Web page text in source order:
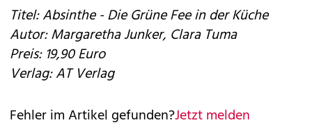
Titel: Absinthe - Die Grüne Fee in der Küche
Autor: Margaretha Junker, Clara Tuma
Preis: 19,90 Euro
Verlag:AT Verlag
Fehler im Artikel gefunden?Jetzt melden